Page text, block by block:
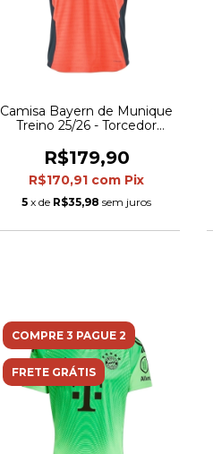
Camisa Bayern de Munique
Treino 25/26 - Torcedor
cinza
R$179,90
R$170,91 com Pix
5 x de R$35,98 sem juros
COMPRE 3 PAGUE 2
FRETE GRÁTIS